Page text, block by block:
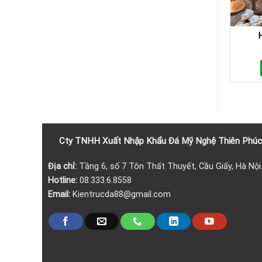
Cty TNHH Xuất Nhập Khẩu ĐáMỹ Nghệ Thiên Phúc
Địa chỉ: Tầng 6, số 7 Tôn Thất Thuyết, Cầu Giấy, Hà Nội.
Hotline:08.333.6.8558
Email: Kientrucda88@gmail.com